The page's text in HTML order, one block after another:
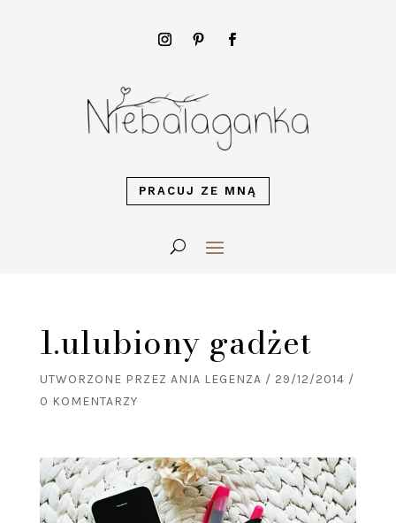
PRACUJ ZE MNĄ
1.ulubiony gadżet
UTWORZONE PRZEZ ANIA LEGENZA / 29/12/2014 /
0 KOMENTARZY